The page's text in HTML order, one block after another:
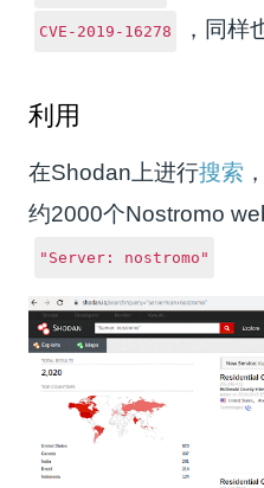
CVE-2019-16278 ，同样
利用
在Shodan上进行搜索
约2000个Nostromo
"Server: nostromo"